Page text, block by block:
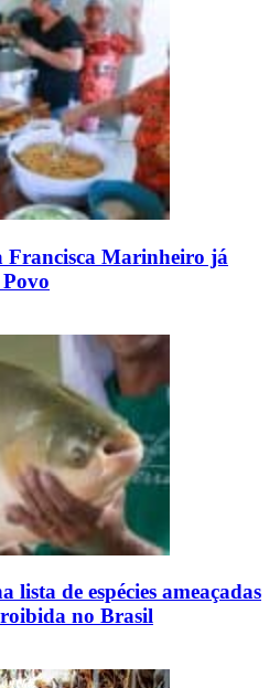
Francisca Marinheiro já
lista de espécies ameaçadas
no Brasil